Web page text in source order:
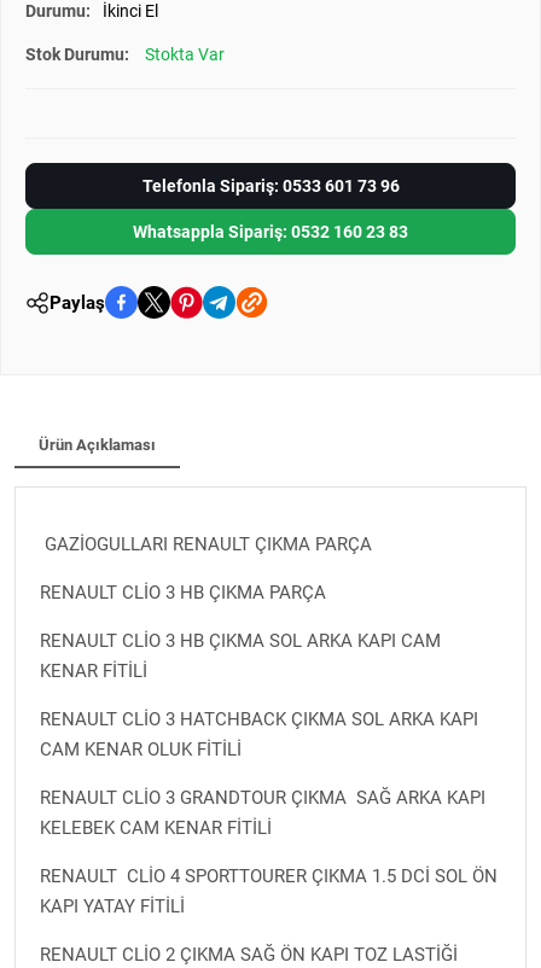
Durumu: İkinci El
Stok Durumu: Stokta Var
Telefonla Sipariş: 0533 601 73 96
Whatsappla Sipariş: 0532 160 23 83
Paylaş
Ürün Açıklaması
GAZİOGULLARI RENAULT ÇIKMA PARÇA
RENAULT CLİO 3 HB ÇIKMA PARÇA
RENAULT CLİO 3 HB ÇIKMA SOL ARKA KAPI CAM
KENAR FİTİLİ
RENAULT CLİO 3 HATCHBACK ÇIKMA SOL ARKA KAPI
CAM KENAR OLUK FİTİLİ
RENAULT CLİO 3 GRANDTOUR ÇIKMA SAĞ ARKA KAPI
KELEBEK CAM KENAR FİTİLİ
RENAULT CLİO 4 SPORTTOURER ÇIKMA 1.5 DCİ SOL ÖN
KAPI YATAY FİTİLİ
RENAULT CLİO 2 ÇIKMA SAĞ ÖN KAPI TOZ LASTİĞİ